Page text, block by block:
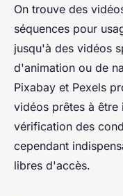
On trouve des
séquences pour
jusqu'à des vidéos
d'animation ou de
Pixabay et Pexels
vidéos prêtes à être
vérification des
cependant
libres d'accès.